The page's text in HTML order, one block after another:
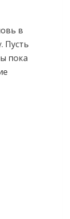
в
Пусть
пока